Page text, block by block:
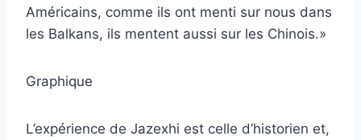
Américains, comme ils ont menti sur nous dans
les Balkans, ils mentent aussi sur les Chinois.»
Graphique
L’expérience de Jazexhi est celle d’historien et,